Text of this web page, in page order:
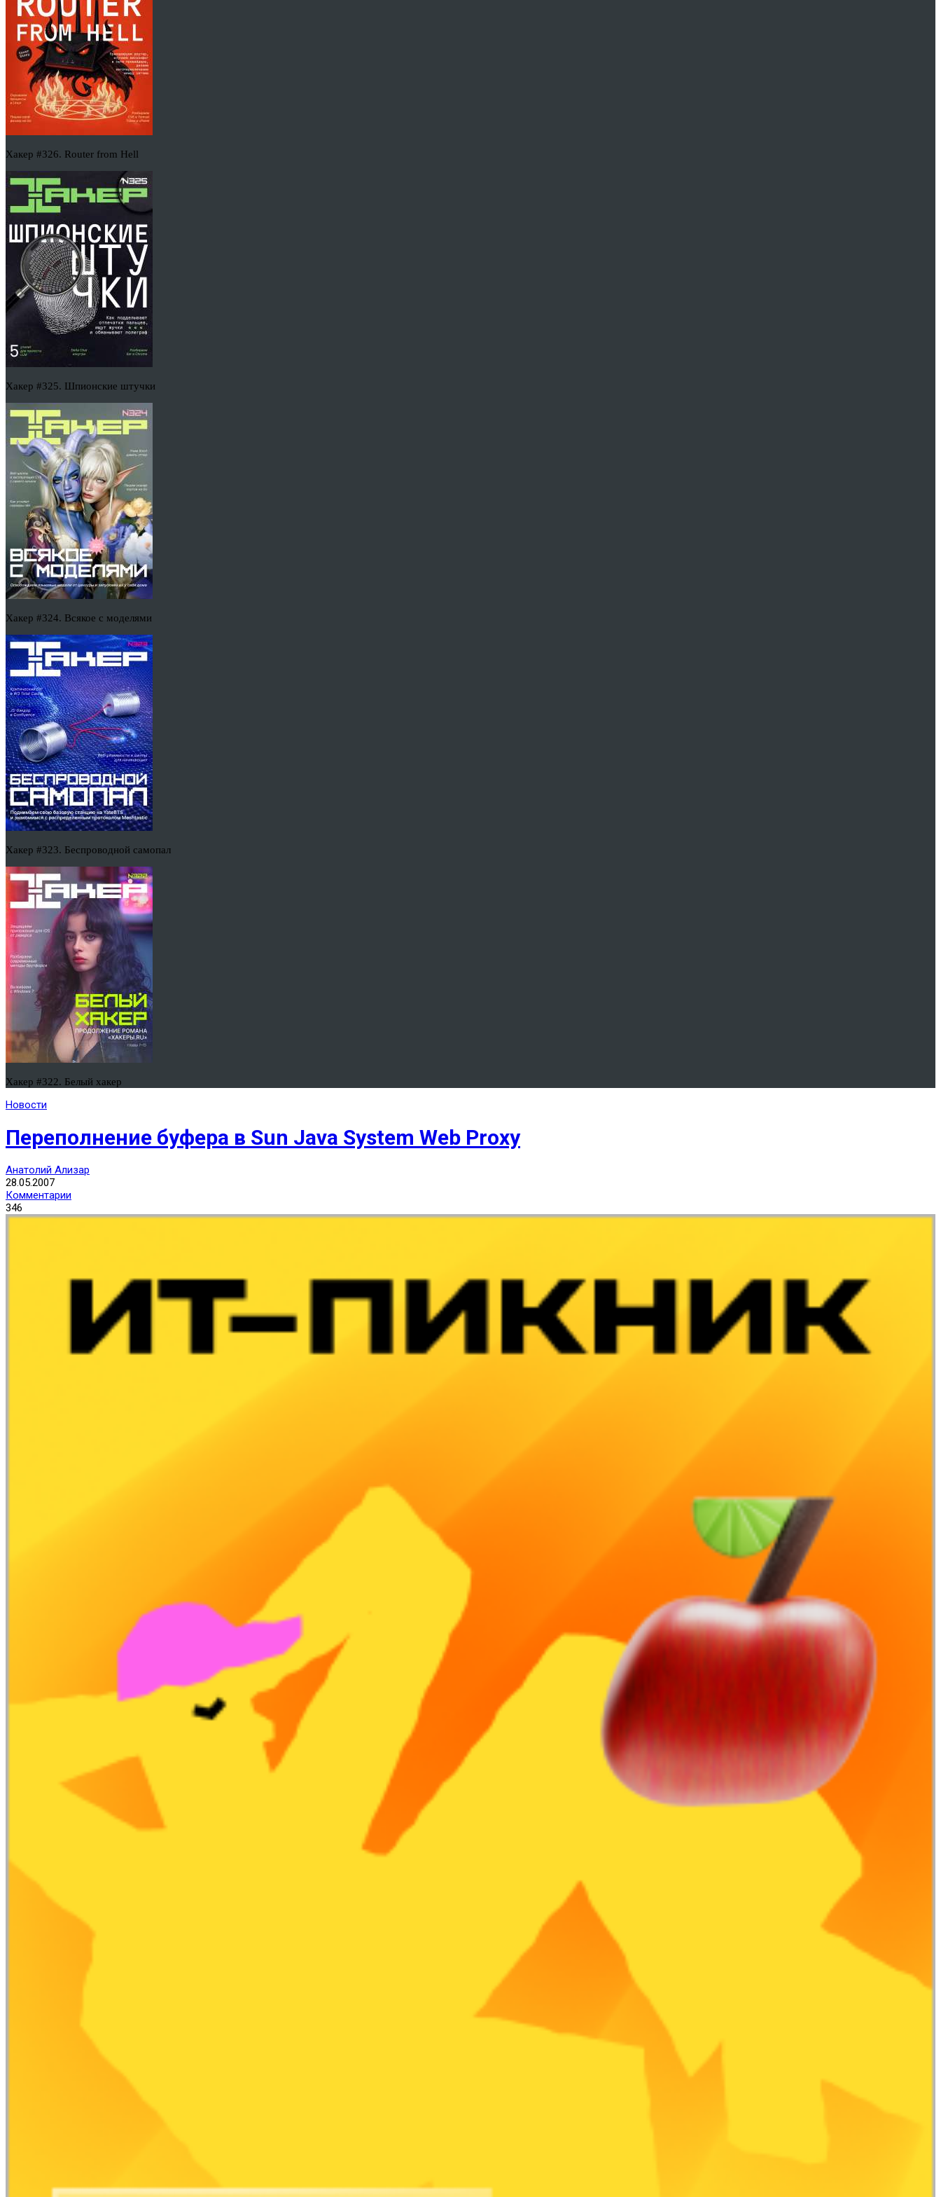
Хакер #326. Router from Hell
Хакер #325. Шпионские штучки
Хакер #324. Всякое с моделями
Хакер #323. Беспроводной самопал
Хакер #322. Белый хакер
Новости
Переполнение буфера в Sun Java System Web Proxy
Анатолий Ализар
28.05.2007
Комментарии
346